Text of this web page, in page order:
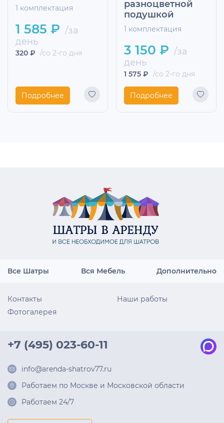
1 комплектация
1 585 ₽ /за
день
320 ₽ /со 2-го дня
Подробнее
разноцветной
подушкой
1 комплектация
3 150 ₽ /за
день
1 575 ₽ /со 2-го дня
Подробнее
Все Шатры Вся Мебель Дополнительно
Контакты
Наши работы
Фотогалерея
+7 (495) 023-60-11
info@arenda-shatrov77.ru
Работаем по Москве и Московской области
Работаем 24/7